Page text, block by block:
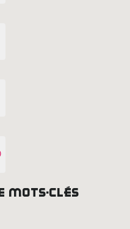
mots-clés